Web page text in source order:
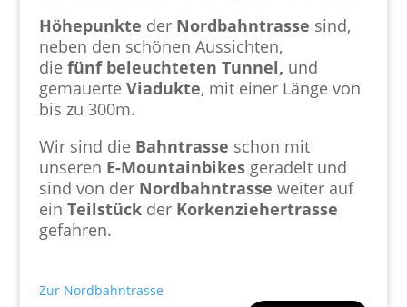
Höhepunkte der Nordbahntrasse sind,
neben den schönen Aussichten,
die fünf beleuchteten Tunnel, und
gemauerte Viadukte, mit einer Länge von
bis zu 300m.
Wir sind die Bahntrasse schon mit
unseren E-Mountainbikesgeradelt und
sind von der Nordbahntrasse weiter auf
ein Teilstückder Korkenziehertrasse
gefahren.
Zur Nordbahntrasse